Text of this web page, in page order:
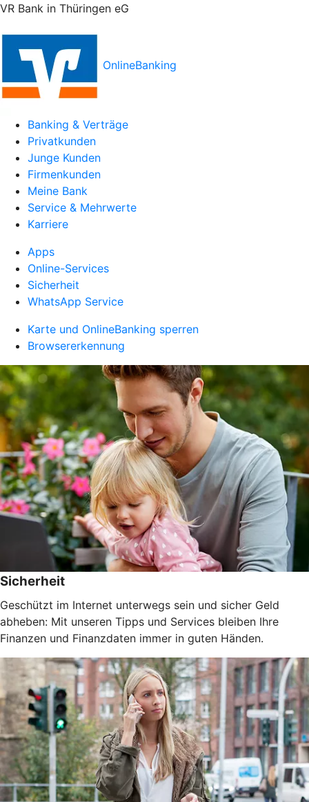
VR Bank in Thüringen eG
OnlineBanking
Banking & Verträge
Privatkunden
Junge Kunden
Firmenkunden
Meine Bank
Service & Mehrwerte
Karriere
Apps
Online-Services
Sicherheit
WhatsApp Service
Karte und OnlineBanking sperren
Browsererkennung
Sicherheit
Geschützt im Internet unterwegs sein und sicher Geld
abheben: Mit unseren Tipps und Services bleiben Ihre
Finanzen und Finanzdaten immer in guten Händen.